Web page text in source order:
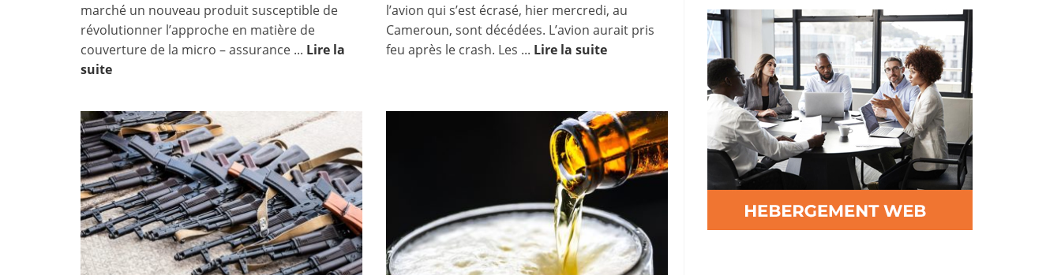
marché un nouveau produit susceptible de
révolutionner l’approche en matière de
couverture de la micro – assurance ... Lire la
suite
l’avion qui s’est écrasé, hier mercredi, au
Cameroun, sont décédées. L’avion aurait pris
feu après le crash. Les ... Lire la suite